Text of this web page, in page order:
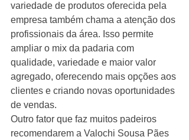
variedade de produtos oferecida pela
empresa também chama a atenção dos
profissionais da área. Isso permite
ampliar o mix da padaria com
qualidade, variedade e maior valor
agregado, oferecendo mais opções aos
clientes e criando novas oportunidades
de vendas.
Outro fator que faz muitos padeiros
recomendarem a Valochi Sousa Pães